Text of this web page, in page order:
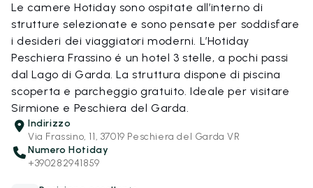
Le camere Hotiday sono ospitate all’interno di
strutture selezionate e sono pensate per soddisfare
i desideri dei viaggiatori moderni. L’Hotiday
Peschiera Frassino é un hotel 3 stelle, a pochi passi
dal Lago di Garda. La struttura dispone di piscina
scoperta e parcheggio gratuito. Ideale per visitare
Sirmione e Peschiera del Garda.
Indirizzo
Via Frassino, 11, 37019 Peschiera del Garda VR
Numero Hotiday
+390282941859